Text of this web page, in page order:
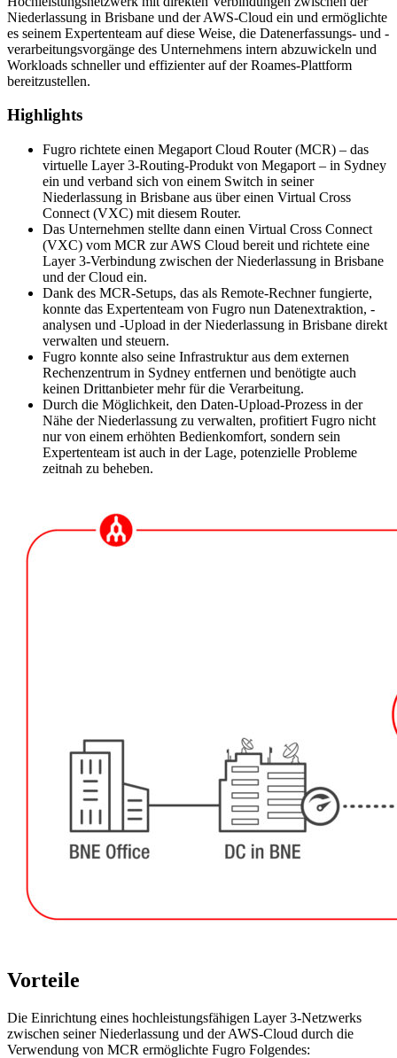
Niederlassung in Brisbane und der AWS-Cloud ein und ermöglichte
es seinem Expertenteam auf diese Weise, die Datenerfassungs- und -
verarbeitungsvorgänge des Unternehmens intern abzuwickeln und
Workloads schneller und effizienter auf der Roames-Plattform
bereitzustellen.
Highlights
Fugro richtete einen Megaport Cloud Router (MCR) – das
virtuelle Layer 3-Routing-Produkt von Megaport – in Sydney
ein und verband sich von einem Switch in seiner
Niederlassung in Brisbane aus über einen Virtual Cross
Connect (VXC) mit diesem Router.
Das Unternehmen stellte dann einen Virtual Cross Connect
(VXC) vom MCR zur AWS Cloud bereit und richtete eine
Layer 3-Verbindung zwischen der Niederlassung in Brisbane
und der Cloud ein.
Dank des MCR-Setups, das als Remote-Rechner fungierte,
konnte das Expertenteam von Fugro nun Datenextraktion, -
analysen und -Upload in der Niederlassung in Brisbane direkt
verwalten und steuern.
Fugro konnte also seine Infrastruktur aus dem externen
Rechenzentrum in Sydney entfernen und benötigte auch
keinen Drittanbieter mehr für die Verarbeitung.
Durch die Möglichkeit, den Daten-Upload-Prozess in der
Nähe der Niederlassung zu verwalten, profitiert Fugro nicht
nur von einem erhöhten Bedienkomfort, sondern sein
Expertenteam ist auch in der Lage, potenzielle Probleme
zeitnah zu beheben.
Vorteile
Die Einrichtung eines hochleistungsfähigen Layer 3-Netzwerks
zwischen seiner Niederlassung und der AWS-Cloud durch die
Verwendung von MCR ermöglichte Fugro Folgendes: